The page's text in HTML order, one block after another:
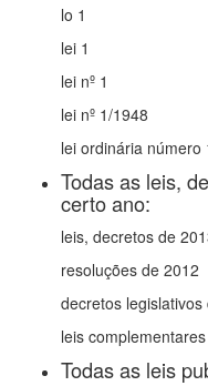
lo 1
lei 1
lei nº 1
lei nº 1/1948
lei ordinária número
Todas as leis,
certo ano:
leis, decretos de
resoluções de 2012
decretos legislativos
leis
Todas as leis